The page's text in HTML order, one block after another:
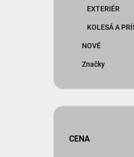
EXTERIÉR
KOLESÁ A
NOVÉ
Značky
CENA